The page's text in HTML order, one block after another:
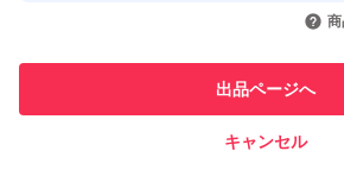
引を完了
での取引実
出品ページへ
キャンセル